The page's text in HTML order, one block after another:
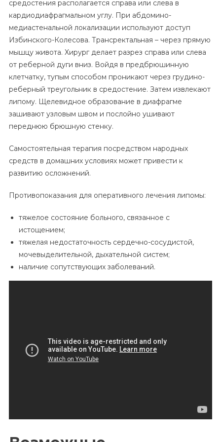
средостения располагается справа или слева в
кардиодиафрагмальном углу. При абдомино-
медиастенальной локализации используют доступ
Избинского-Колесова. Трансректальная – через прямую
мышцу живота. Хирург делает разрез справа или слева
от реберной дуги вниз. Войдя в предбрюшинную
клетчатку, тупым способом проникают через грудино-
реберный треугольник в средостение. Затем извлекают
липому. Щелевидное образование в диафрагме
зашивают узловым швом и послойно ушивают
переднюю брюшную стенку.
Самостоятельная терапия посредством народных
средств в домашних условиях может привести к
развитию осложнений.
Противопоказания для оперативного лечения липомы:
тяжелое состояние больного, связанное с
истощением;
тяжелая недостаточность сердечно-сосудистой,
мочевыделительной, дыхательной систем;
наличие сопутствующих заболеваний.